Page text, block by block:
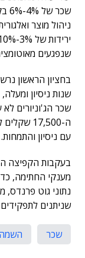
ניהול מוצר
שנפגעים
בחציון הראשון
שכר הג'וניורים
ה-
עם ניסיון והתמחות.
בעקבות הקפיצה
מענקי החתימה,
שניתנים
שכר השמה